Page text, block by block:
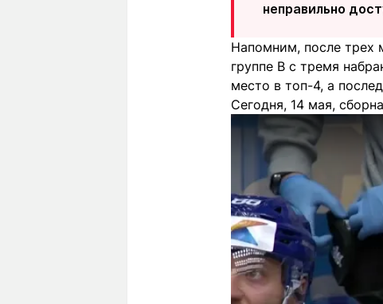
неправильно
Напомним, после трех
группе B с тремя
место в топ-4, а
Сегодня, 14 мая,